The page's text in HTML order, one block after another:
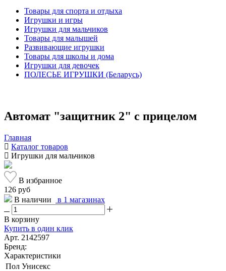
Товары для спорта и отдыха
Игрушки и игры
Игрушки для мальчиков
Товары для малышей
Развивающие игрушки
Товары для школы и дома
Игрушки для девочек
ПОЛЕСЬЕ ИГРУШКИ (Беларусь)
Автомат "защитник 2" с прицелом
Главная
Каталог товаров
Игрушки для мальчиков
В избранное
126 руб
В наличии
в 1 магазинах
В корзину
Купить в один клик
Арт. 2142597
Бренд:
Характеристики
Пол Унисекс